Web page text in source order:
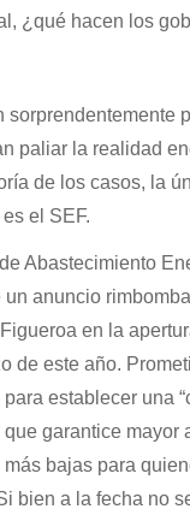
¿qué hacen los
sorprendentemente
paliar la realidad
de los casos, la
el SEF.
Abastecimiento
anuncio
en la
de este año.
establecer una
garantice mayor
bajas para
bien a la fecha no